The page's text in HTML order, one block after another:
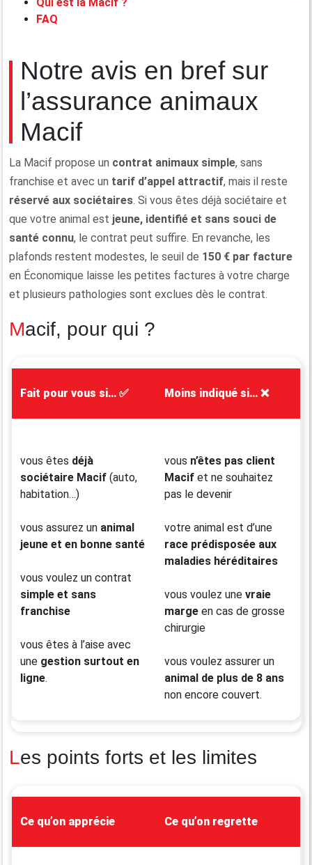
Qui est la Macif ?
FAQ
Notre avis en bref sur
l’assurance animaux
Macif
La Macif propose un contrat animaux simple, sans
franchise et avec un tarif d’appel attractif, mais il reste
réservé aux sociétaires. Si vous êtes déjà sociétaire et
que votre animal est jeune, identifié et sans souci de
santé connu, le contrat peut suffire. En revanche, les
plafonds restent modestes, le seuil de 150 € par facture
en Économique laisse les petites factures à votre charge
et plusieurs pathologies sont exclues dès le contrat.
Macif, pour qui ?
Fait pour vous si… ✅ Moins indiqué si… ❌
vous êtes déjà
sociétaire Macif (auto,
habitation…)
vous assurez un animal
jeune et en bonne santé
vous voulez un contrat
simple et sans
franchise
vous êtes à l’aise avec
une gestion surtout en
ligne.
vous n’êtes pas client
Macif et ne souhaitez
pas le devenir
votre animal est d’une
race prédisposée aux
maladies héréditaires
vous voulez une vraie
marge en cas de grosse
chirurgie
vous voulez assurer un
animal de plus de 8 ans
non encore couvert.
Les points forts et les limites
Ce qu’on apprécie Ce qu’on regrette